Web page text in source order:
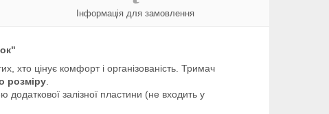
Інформація для замовлення
хто цінує комфорт і організованість. Тримач
розміру
залізної пластини (не входить у